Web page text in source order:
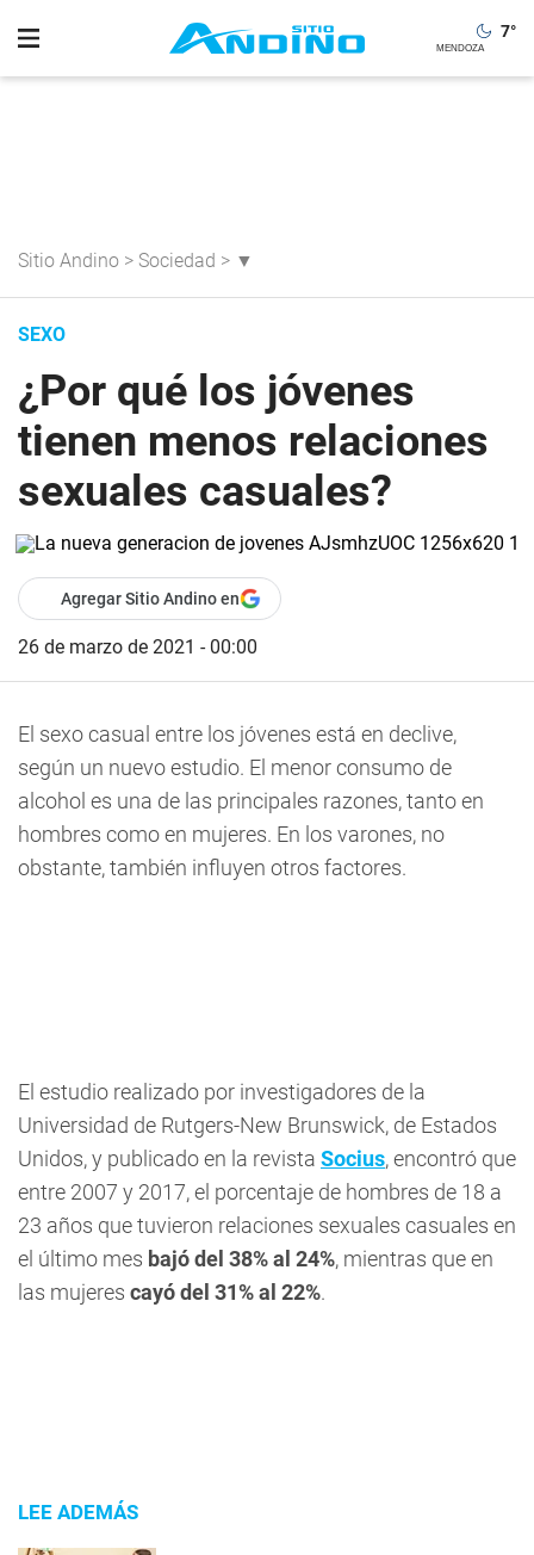
7°
Sitio Andino > Sociedad > ▼
SEXO
¿Por qué los jóvenes
tienen menos relaciones
sexuales casuales?
Agregar Sitio Andino en
26 de marzo de 2021 - 00:00
El sexo casual entre los jóvenes está en declive,
según un nuevo estudio. El menor consumo de
alcohol es una de las principales razones, tanto en
hombres como en mujeres. En los varones, no
obstante, también influyen otros factores.
El estudio realizado por investigadores de la
Universidad de Rutgers-New Brunswick, de Estados
Unidos, y publicado en la revista Socius, encontró que
entre 2007 y 2017, el porcentaje de hombres de 18 a
23 años que tuvieron relaciones sexuales casuales en
el último mes bajó del 38% al 24%, mientras que en
las mujeres cayó del 31% al 22%.
LEE ADEMÁS